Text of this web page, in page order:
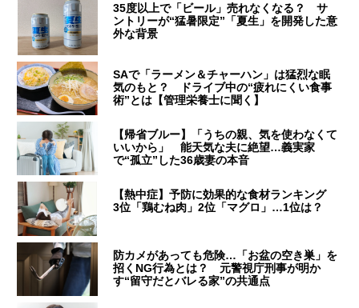
35度以上で「ビール」売れなくなる？ サ
ントリーが“猛暑限定”「夏生」を開発した意
外な背景
SAで「ラーメン＆チャーハン」は猛烈な眠
気のもと？ ドライブ中の“疲れにくい食事
術”とは【管理栄養士に聞く】
【帰省ブルー】「うちの親、気を使わなくて
いいから」 能天気な夫に絶望…義実家
で“孤立”した36歳妻の本音
【熱中症】予防に効果的な食材ランキング
3位「鶏むね肉」2位「マグロ」…1位は？
防カメがあっても危険…「お盆の空き巣」を
招くNG行為とは？ 元警視庁刑事が明か
す“留守だとバレる家”の共通点